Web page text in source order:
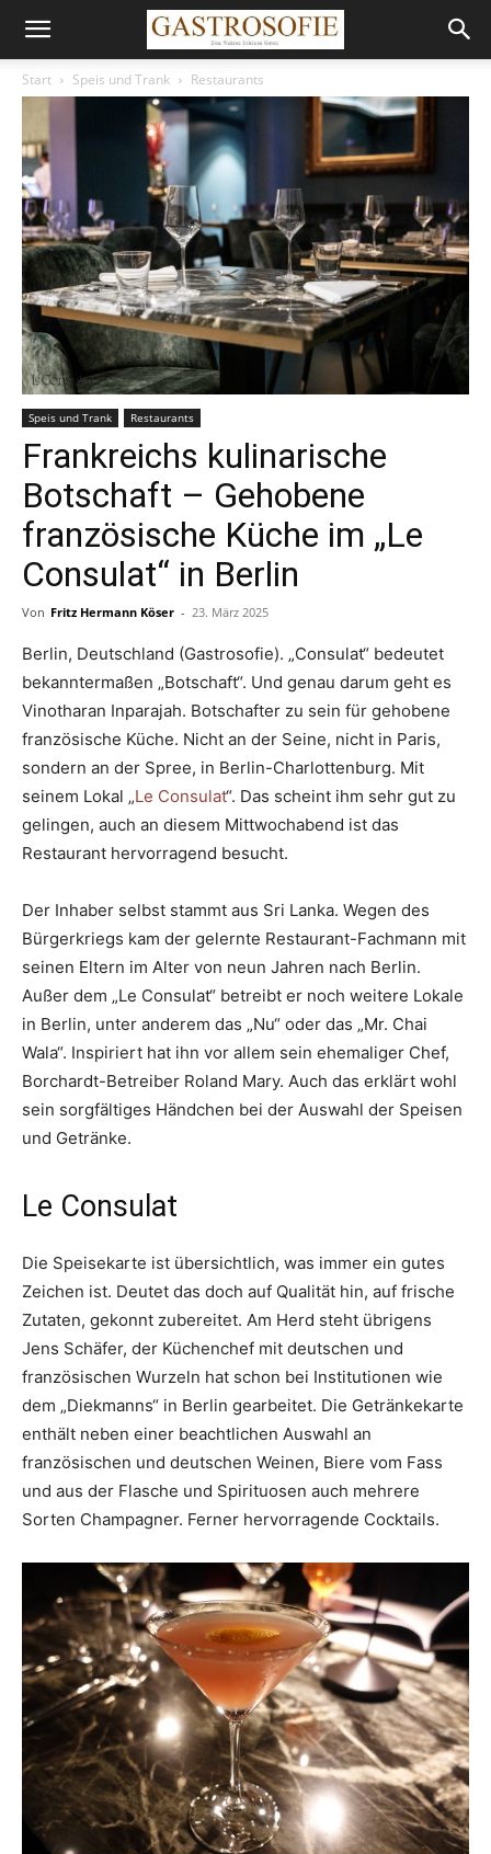
Start Speis und Trank Restaurants
Speis und Trank Restaurants
Frankreichs kulinarische
Botschaft – Gehobene
französische Küche im „Le
Consulat“ in Berlin
Von Fritz Hermann Köser - 23. März 2025
Berlin, Deutschland (Gastrosofie). „Consulat“ bedeutet
bekanntermaßen „Botschaft“. Und genau darum geht es
Vinotharan Inparajah. Botschafter zu sein für gehobene
französische Küche. Nicht an der Seine, nicht in Paris,
sondern an der Spree, in Berlin-Charlottenburg. Mit
seinem Lokal „Le Consulat“. Das scheint ihm sehr gut zu
gelingen, auch an diesem Mittwochabend ist das
Restaurant hervorragend besucht.
Der Inhaber selbst stammt aus Sri Lanka. Wegen des
Bürgerkriegs kam der gelernte Restaurant-Fachmann mit
seinen Eltern im Alter von neun Jahren nach Berlin.
Außer dem „Le Consulat“ betreibt er noch weitere Lokale
in Berlin, unter anderem das „Nu“ oder das „Mr. Chai
Wala“. Inspiriert hat ihn vor allem sein ehemaliger Chef,
Borchardt-Betreiber Roland Mary. Auch das erklärt wohl
sein sorgfältiges Händchen bei der Auswahl der Speisen
und Getränke.
Le Consulat
Die Speisekarte ist übersichtlich, was immer ein gutes
Zeichen ist. Deutet das doch auf Qualität hin, auf frische
Zutaten, gekonnt zubereitet. Am Herd steht übrigens
Jens Schäfer, der Küchenchef mit deutschen und
französischen Wurzeln hat schon bei Institutionen wie
dem „Diekmanns“ in Berlin gearbeitet. Die Getränkekarte
enthält neben einer beachtlichen Auswahl an
französischen und deutschen Weinen, Biere vom Fass
und aus der Flasche und Spirituosen auch mehrere
Sorten Champagner. Ferner hervorragende Cocktails.